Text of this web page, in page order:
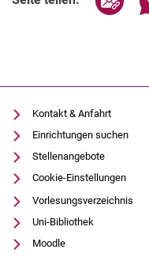
Kontakt & Anfahrt
Einrichtungen suchen
Stellenangebote
Cookie-Einstellungen
Vorlesungsverzeichnis
Uni-Bibliothek
Moodle